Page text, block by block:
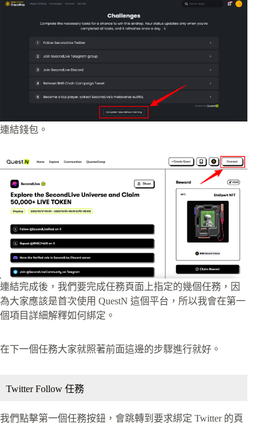
連結錢包。
連結完成後，我們要完成任務頁面上指定的幾個任務，因
為大家應該是首次使用 QuestN 這個平台，所以我會在第一
個項目詳細解釋如何綁定。
在下一個任務大家就照著前面這邊的步驟進行就好。
Twitter Follow 任務
我們點擊第一個任務按鈕，會跳轉到要求綁定 Twitter 的頁